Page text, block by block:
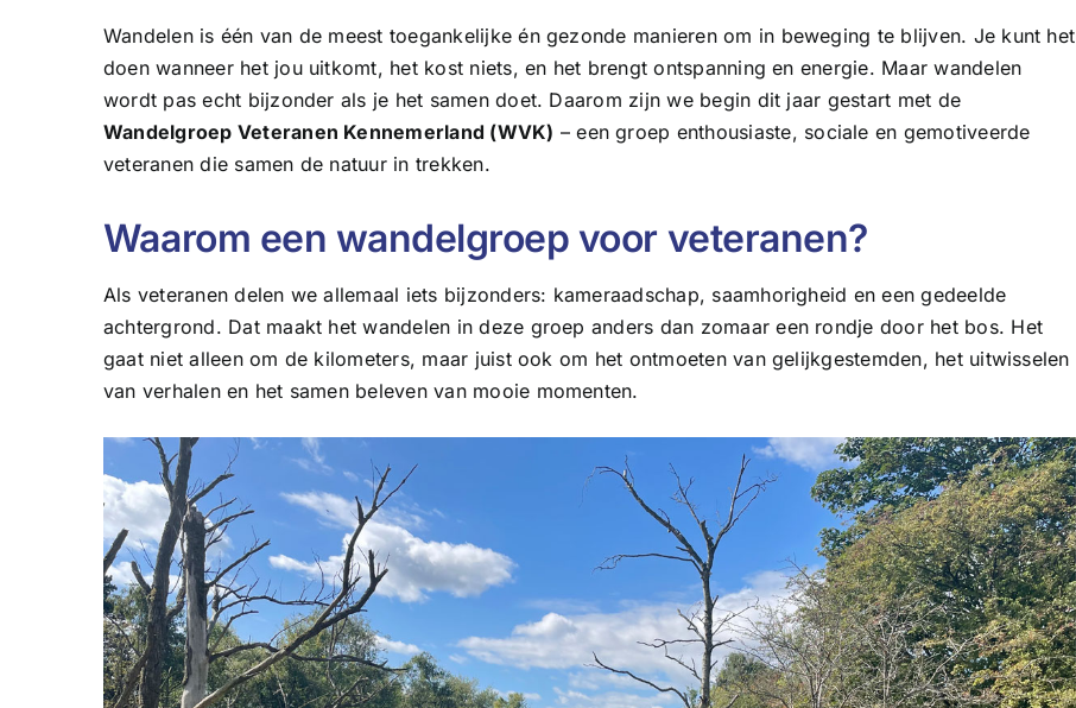
Wandelen is één van de meest toegankelijke én gezonde manieren om in beweging te blijven. Je kunt het
doen wanneer het jou uitkomt, het kost niets, en het brengt ontspanning en energie. Maar wandelen
wordt pas echt bijzonder als je het samen doet. Daarom zijn we begin dit jaar gestart met de
Wandelgroep Veteranen Kennemerland (WVK) – een groep enthousiaste, sociale en gemotiveerde
veteranen die samen de natuur in trekken.
Waarom een wandelgroep voor veteranen?
Als veteranen delen we allemaal iets bijzonders: kameraadschap, saamhorigheid en een gedeelde
achtergrond. Dat maakt het wandelen in deze groep anders dan zomaar een rondje door het bos. Het
gaat niet alleen om de kilometers, maar juist ook om het ontmoeten van gelijkgestemden, het uitwisselen
van verhalen en het samen beleven van mooie momenten.